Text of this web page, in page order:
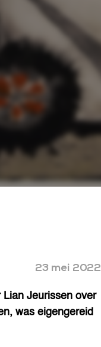
23 mei 2022
Jeurissen over
was eigengereid